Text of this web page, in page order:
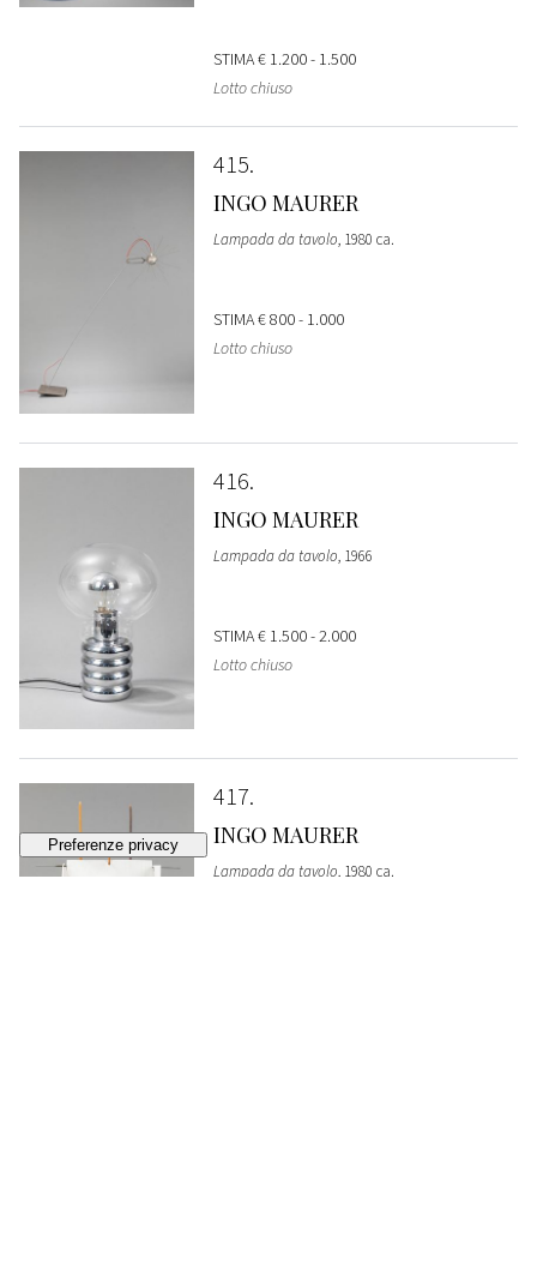
STIMA€ 1.200 - 1.500
Lotto chiuso
415
INGO MAURER
Lampada da tavolo, 1980 ca.
STIMA€ 800 - 1.000
Lotto chiuso
416
INGO MAURER
Lampada da tavolo, 1966
STIMA€ 1.500 - 2.000
Lotto chiuso
417
INGO MAURER
Lampada da tavolo, 1980 ca.